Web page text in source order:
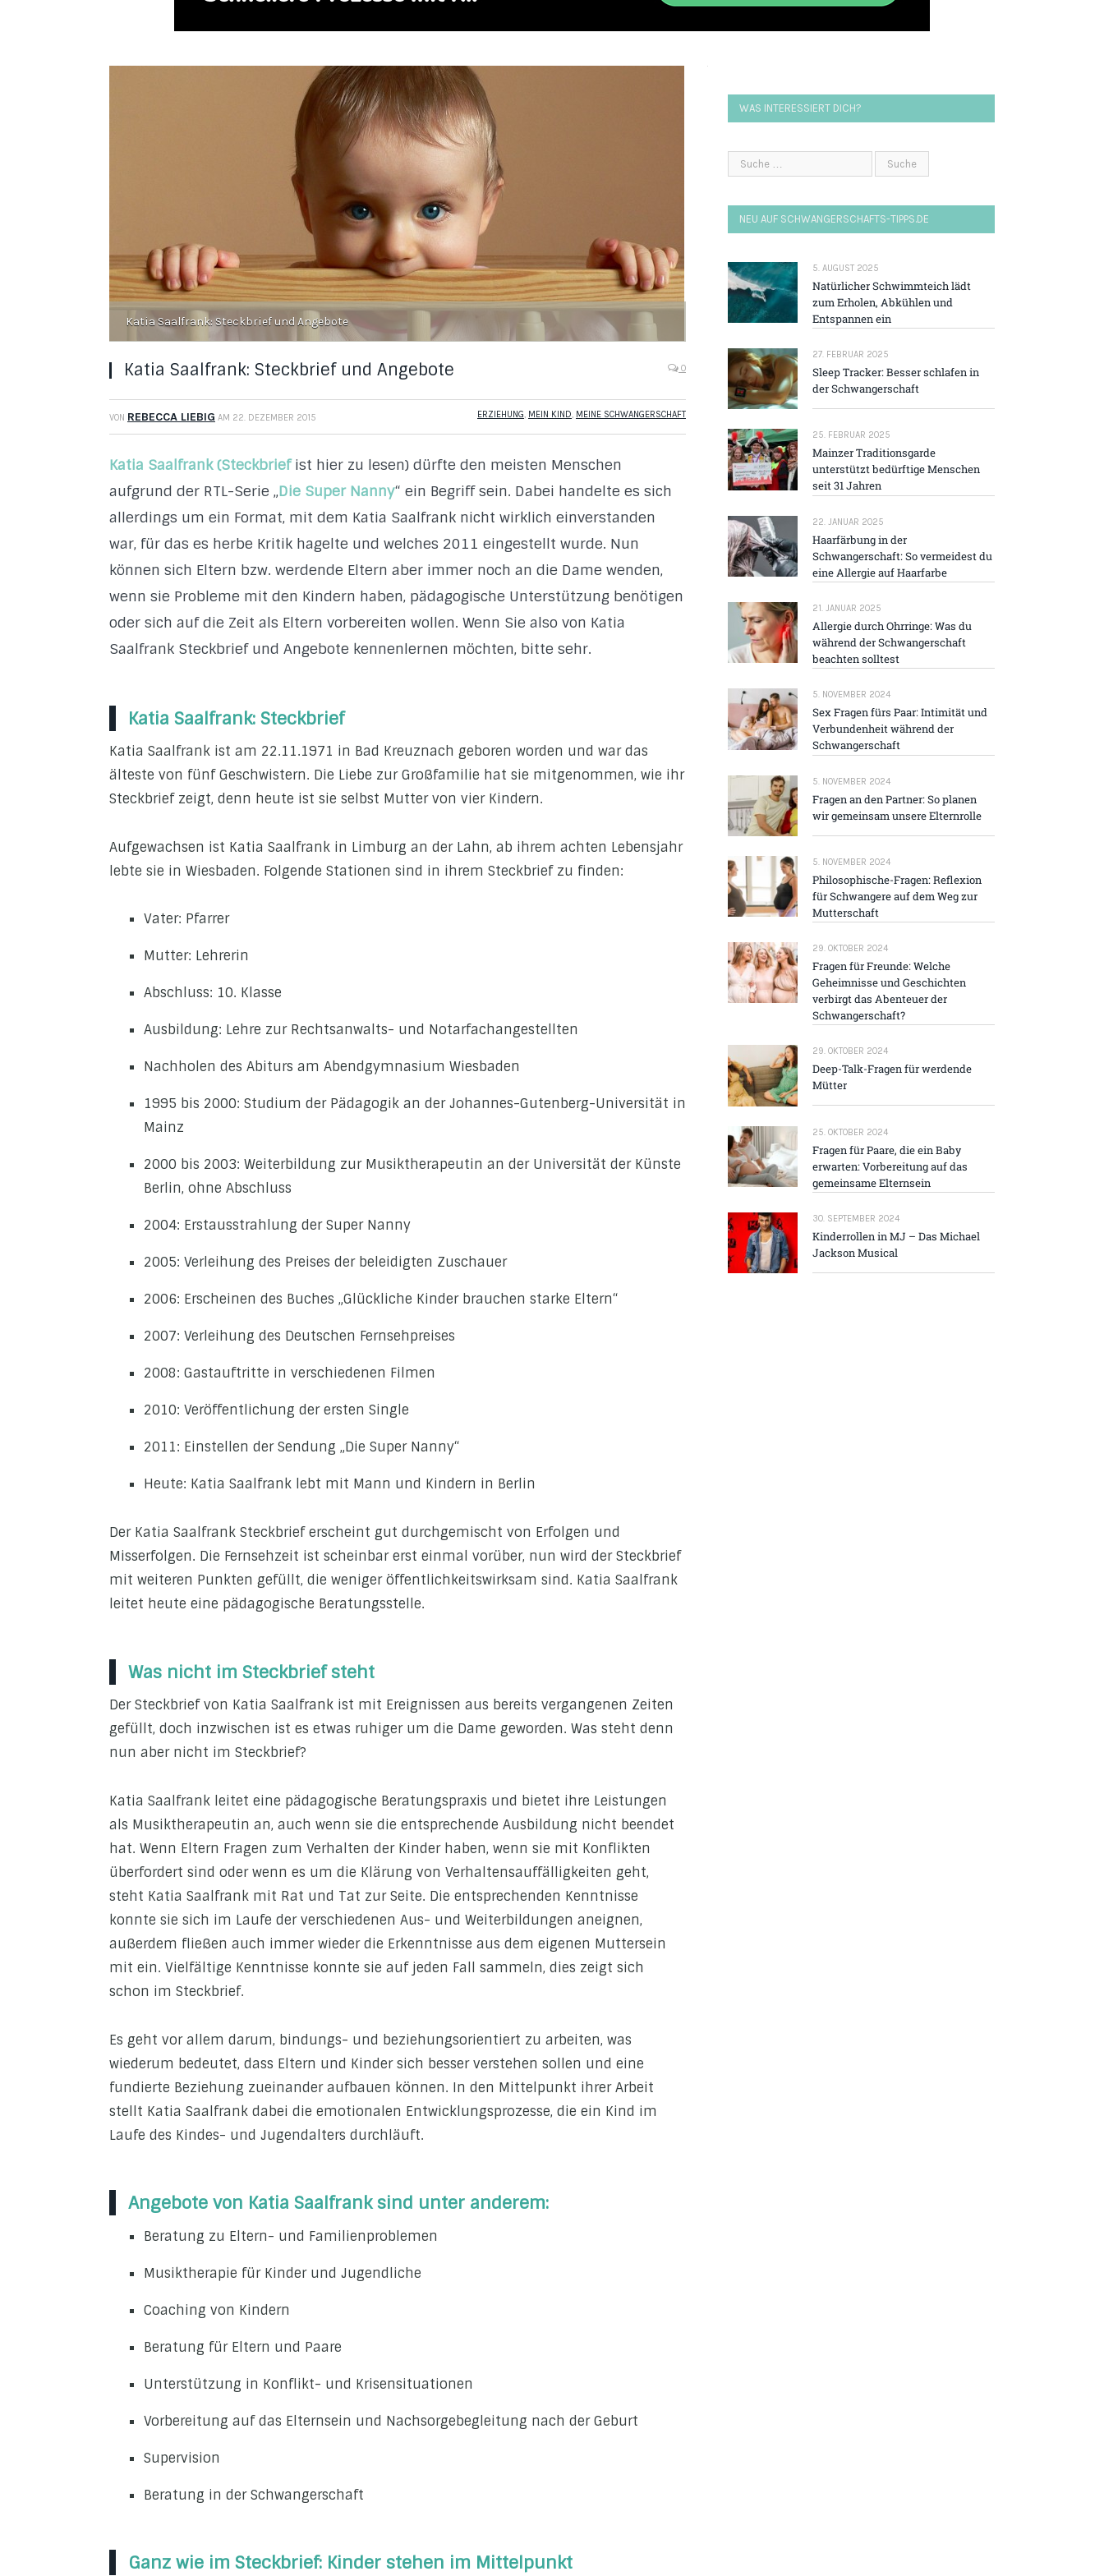
Katia Saalfrank: Steckbrief und Angebote
Katia Saalfrank: Steckbrief und Angebote 0
VON REBECCA LIEBIG AM 22. DEZEMBER 2015 ERZIEHUNG, MEIN KIND, MEINE SCHWANGERSCHAFT
Katia Saalfrank (Steckbriefist hier zu lesen) dürfte den meisten Menschen
aufgrund der RTL-Serie „Die Super Nanny“ ein Begriff sein. Dabei handelte es sich
allerdings um ein Format, mit dem Katia Saalfrank nicht wirklich einverstanden
war, für das es herbe Kritik hagelte und welches 2011 eingestellt wurde. Nun
können sich Eltern bzw. werdende Eltern aber immer noch an die Dame wenden,
wenn sie Probleme mit den Kindern haben, pädagogische Unterstützung benötigen
oder sich auf die Zeit als Eltern vorbereiten wollen. Wenn Sie also von Katia
Saalfrank Steckbrief und Angebote kennenlernen möchten, bitte sehr.
Katia Saalfrank: Steckbrief
Katia Saalfrank ist am 22.11.1971 in Bad Kreuznach geboren worden und war das
älteste von fünf Geschwistern. Die Liebe zur Großfamilie hat sie mitgenommen, wie ihr
Steckbrief zeigt, denn heute ist sie selbst Mutter von vier Kindern.
Aufgewachsen ist Katia Saalfrank in Limburg an der Lahn, ab ihrem achten Lebensjahr
lebte sie in Wiesbaden. Folgende Stationen sind in ihrem Steckbrief zu finden:
Vater: Pfarrer
Mutter: Lehrerin
Abschluss: 10. Klasse
Ausbildung: Lehre zur Rechtsanwalts- und Notarfachangestellten
Nachholen des Abiturs am Abendgymnasium Wiesbaden
1995 bis 2000: Studium der Pädagogik an der Johannes-Gutenberg-Universität in
Mainz
2000 bis 2003: Weiterbildung zur Musiktherapeutin an der Universität der Künste
Berlin, ohne Abschluss
2004: Erstausstrahlung der Super Nanny
2005: Verleihung des Preises der beleidigten Zuschauer
2006: Erscheinen des Buches „Glückliche Kinder brauchen starke Eltern“
2007: Verleihung des Deutschen Fernsehpreises
2008: Gastauftritte in verschiedenen Filmen
2010: Veröffentlichung der ersten Single
2011: Einstellen der Sendung „Die Super Nanny“
Heute: Katia Saalfrank lebt mit Mann und Kindern in Berlin
Der Katia Saalfrank Steckbrief erscheint gut durchgemischt von Erfolgen und
Misserfolgen. Die Fernsehzeit ist scheinbar erst einmal vorüber, nun wird der Steckbrief
mit weiteren Punkten gefüllt, die weniger öffentlichkeitswirksam sind. Katia Saalfrank
leitet heute eine pädagogische Beratungsstelle.
Was nicht im Steckbrief steht
Der Steckbrief von Katia Saalfrank ist mit Ereignissen aus bereits vergangenen Zeiten
gefüllt, doch inzwischen ist es etwas ruhiger um die Dame geworden. Was steht denn
nun aber nicht im Steckbrief?
Katia Saalfrank leitet eine pädagogische Beratungspraxis und bietet ihre Leistungen
als Musiktherapeutin an, auch wenn sie die entsprechende Ausbildung nicht beendet
hat. Wenn Eltern Fragen zum Verhalten der Kinder haben, wenn sie mit Konflikten
überfordert sind oder wenn es um die Klärung von Verhaltensauffälligkeiten geht,
steht Katia Saalfrank mit Rat und Tat zur Seite. Die entsprechenden Kenntnisse
konnte sie sich im Laufe der verschiedenen Aus- und Weiterbildungen aneignen,
außerdem fließen auch immer wieder die Erkenntnisse aus dem eigenen Muttersein
mit ein. Vielfältige Kenntnisse konnte sie auf jeden Fall sammeln, dies zeigt sich
schon im Steckbrief.
Es geht vor allem darum, bindungs- und beziehungsorientiert zu arbeiten, was
wiederum bedeutet, dass Eltern und Kinder sich besser verstehen sollen und eine
fundierte Beziehung zueinander aufbauen können. In den Mittelpunkt ihrer Arbeit
stellt Katia Saalfrank dabei die emotionalen Entwicklungsprozesse, die ein Kind im
Laufe des Kindes- und Jugendalters durchläuft.
Angebote von Katia Saalfrank sind unter anderem:
Beratung zu Eltern- und Familienproblemen
Musiktherapie für Kinder und Jugendliche
Coaching von Kindern
Beratung für Eltern und Paare
Unterstützung in Konflikt- und Krisensituationen
Vorbereitung auf das Elternsein und Nachsorgebegleitung nach der Geburt
Supervision
Beratung in der Schwangerschaft
Ganz wie im Steckbrief: Kinder stehen im Mittelpunkt
WAS INTERESSIERT DICH?
NEU AUF SCHWANGERSCHAFTS-TIPPS.DE
5. AUGUST 2025
Natürlicher Schwimmteich lädt
zum Erholen, Abkühlen und
Entspannen ein
27. FEBRUAR 2025
Sleep Tracker: Besser schlafen in
der Schwangerschaft
25. FEBRUAR 2025
Mainzer Traditions­garde
unterstützt bedürftige Menschen
seit 31 Jahren
22. JANUAR 2025
Haarfärbung in der
Schwangerschaft: So vermeidest du
eine Allergie auf Haarfarbe
21. JANUAR 2025
Allergie durch Ohrringe: Was du
während der Schwangerschaft
beachten solltest
5. NOVEMBER 2024
Sex Fragen fürs Paar: Intimität und
Verbundenheit während der
Schwangerschaft
5. NOVEMBER 2024
Fragen an den Partner: So planen
wir gemeinsam unsere Elternrolle
5. NOVEMBER 2024
Philosophische-Fragen: Reflexion
für Schwangere auf dem Weg zur
Mutterschaft
29. OKTOBER 2024
Fragen für Freunde: Welche
Geheimnisse und Geschichten
verbirgt das Abenteuer der
Schwangerschaft?
29. OKTOBER 2024
Deep-Talk-Fragen für werdende
Mütter
25. OKTOBER 2024
Fragen für Paare, die ein Baby
erwarten: Vorbereitung auf das
gemeinsame Elternsein
30. SEPTEMBER 2024
Kinderrollen in MJ – Das Michael
Jackson Musical